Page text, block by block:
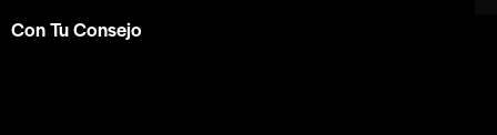
Con Tu Consejo